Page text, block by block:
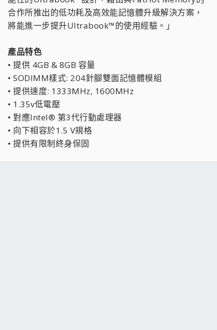
合作所推出的低功耗及高效能記憶體升級解決方案，
將能進一步提升Ultrabook™的使用經驗。」
產品特色
• 提供 4GB & 8GB 容量
• SODIMM樣式: 204針腳雙面記憶體模組
• 提供速度: 1333MHz, 1600MHz
• 1.35v低電壓
• 對應Intel® 第3代行動處理器
• 向下相容於1.5 V規格
• 提供有限制終身保固